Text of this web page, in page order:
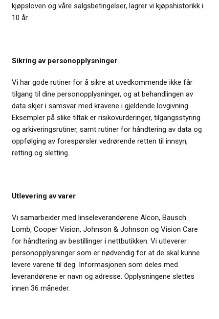
kjøpsloven og våre salgsbetingelser, lagrer vi kjøpshistorikk i
10 år.
Sikring av personopplysninger
Vi har gode rutiner for å sikre at uvedkommende ikke får
tilgang til dine personopplysninger, og at behandlingen av
data skjer i samsvar med kravene i gjeldende lovgivning.
Eksempler på slike tiltak er risikovurderinger, tilgangsstyring
og arkiveringsrutiner, samt rutiner for håndtering av data og
oppfølging av forespørsler vedrørende retten til innsyn,
retting og sletting.
Utlevering av varer
Vi samarbeider med linseleverandørene Alcon, Bausch
Lomb, Cooper Vision, Johnson & Johnson og Vision Care
for håndtering av bestillinger i nettbutikken. Vi utleverer
personopplysninger som er nødvendig for at de skal kunne
levere varene til deg. Informasjonen som deles med
leverandørene er navn og adresse. Opplysningene slettes
innen 36 måneder.